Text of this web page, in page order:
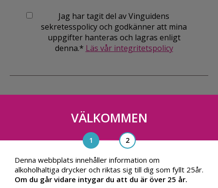
Jag har tagit del av Vinguidens
sekretesspolicy och godkänner att mina
uppgifter hanteras och lagras enligt
denna.* Läs vår integritetspolicy
Vinguiden Nordic AB
Blasieholmsgatan 4A, 111 48, Stockholm
info@vinguiden.com
VÄLKOMMEN
Denna webbplats innehåller information om
alkoholhaltiga drycker och riktas sig till dig som fyllt 25år.
Om du går vidare intygar du att du är över 25 år.